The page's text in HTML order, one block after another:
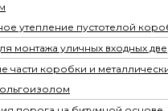
утепление пустотелой
монтажа уличных входных
части коробки и